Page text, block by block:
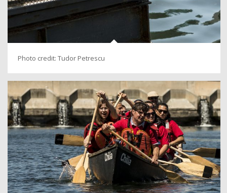
Photo credit: Tudor Petrescu